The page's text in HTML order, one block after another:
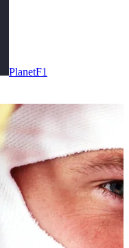
PlanetF1